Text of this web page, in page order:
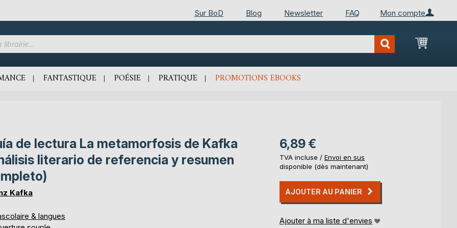
Mon compte
Sur BoD Blog Newsletter FAQ
Mon
FANTASTIQUE POÉSIE PRATIQUE PROMOTIONS EBOOKS
de lectura La metamorfosis de Kafka
literario de referencia y resumen
Kafka
& langues
6,89 €
TVA incluse / Envoi en sus
disponible (dès maintenant)
AJOUTER AU PANIER
Ajouter à ma liste d'envies